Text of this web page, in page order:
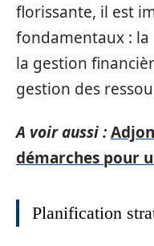
florissante, il est
fondamentaux :
la gestion
gestion des
A voir aussi :
démarches pour
Planification